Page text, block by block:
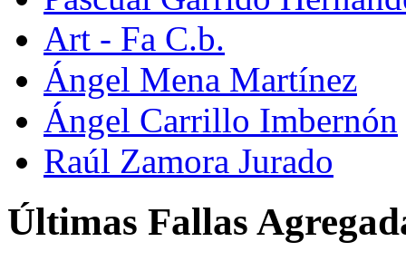
Art - Fa C.b.
Ángel Mena Martínez
Ángel Carrillo Imbernón
Raúl Zamora Jurado
Últimas Fallas